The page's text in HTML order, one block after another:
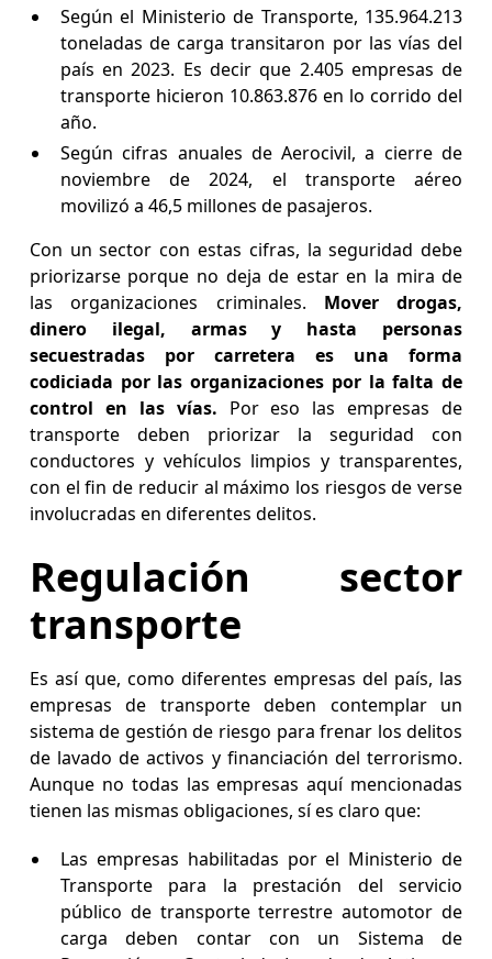
Según el Ministerio de Transporte, 135.964.213
toneladas de carga transitaron por las vías del
país en 2023. Es decir que 2.405 empresas de
transporte hicieron 10.863.876 en lo corrido del
año.
Según cifras anuales de Aerocivil, a cierre de
noviembre de 2024, el transporte aéreo
movilizó a 46,5 millones de pasajeros.
Con un sector con estas cifras, la seguridad debe
priorizarse porque no deja de estar en la mira de
las organizaciones criminales. Mover drogas,
dinero ilegal, armas y hasta personas
secuestradas por carretera es una forma
codiciada por las organizaciones por la falta de
control en las vías. Por eso las empresas de
transporte deben priorizar la seguridad con
conductores y vehículos limpios y transparentes,
con el fin de reducir al máximo los riesgos de verse
involucradas en diferentes delitos.
Regulación sector
transporte
Es así que, como diferentes empresas del país, las
empresas de transporte deben contemplar un
sistema de gestión de riesgo para frenar los delitos
de lavado de activos y financiación del terrorismo.
Aunque no todas las empresas aquí mencionadas
tienen las mismas obligaciones, sí es claro que:
Las empresas habilitadas por el Ministerio de
Transporte para la prestación del servicio
público de transporte terrestre automotor de
carga deben contar con un Sistema de